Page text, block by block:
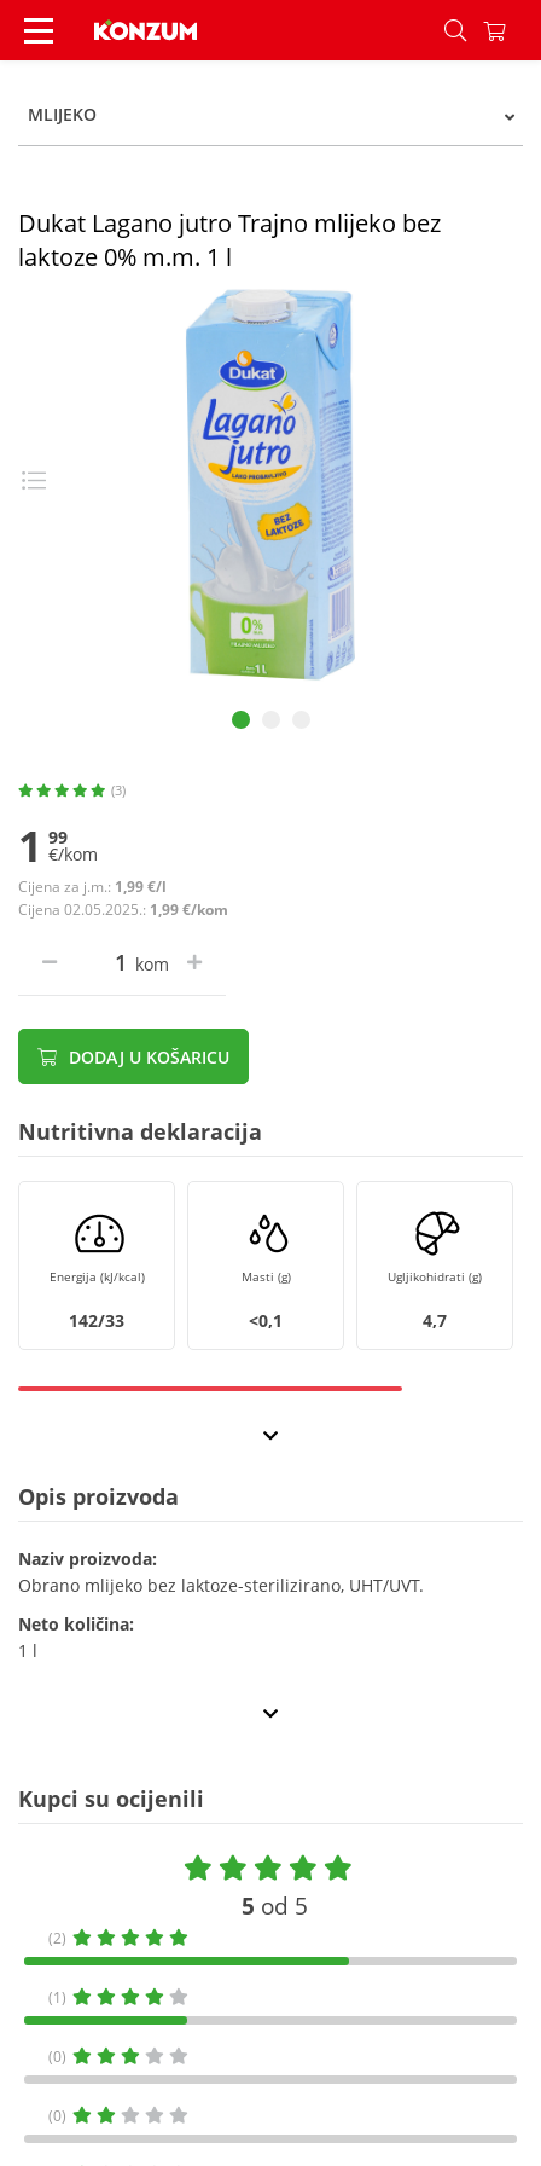
Dukat Lagano jutro Trajno mlijeko bez laktoze
MLIJEKO
Dukat Lagano jutro Trajno mlijeko bez
laktoze 0% m.m. 1 l
(3)
1 99
€/kom
Cijena za j.m.: 1,99 €/l
Cijena 02.05.2025.: 1,99 €/kom
kom
DODAJ U KOŠARICU
Nutritivna deklaracija
Energija (kJ/kcal)
142/33
Masti (g)
<0,1
Ugljikohidrati (g)
4,7
Opis proizvoda
Naziv proizvoda:
Obrano mlijeko bez laktoze-sterilizirano, UHT/UVT.
Neto količina:
1 l
Kupci su ocijenili
5 od 5
(2)
(1)
(0)
(0)